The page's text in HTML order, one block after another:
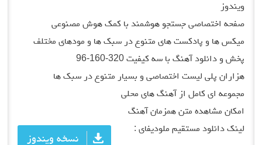
ویندوز
صفحه اختصاصی جستجو هوشمند با کمک هوش مصنوعی
میکس ها و پادکست های متنوع در سبک ها و مودهای مختلف
پخش و دانلود آهنگ با سه کیفیت 320-160-96
هزاران پلی لیست اختصاصی و بسیار متنوع در سبک ها
مجموعه ای کامل از آهنگ های محلی
امکان مشاهده متن همزمان آهنگ
لینک دانلود مستقیم ملودیفای :
نسخه ویندوز